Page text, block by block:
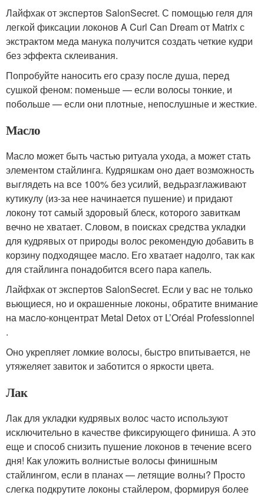
Лайфхак от экспертов SalonSecret. С помощью геля для
легкой фиксации локонов A Curl Can Dream от Matrix с
экстрактом меда манука получится создать четкие кудри
без эффекта склеивания.
Попробуйте наносить его сразу после душа, перед
сушкой феном: поменьше — если волосы тонкие, и
побольше — если они плотные, непослушные и жесткие.
Масло
Масло может быть частью ритуала ухода, а может стать
элементом стайлинга. Кудряшкам оно дает возможность
выглядеть на все 100% без усилий, ведьразглаживают
кутикулу (из-за нее начинается пушение) и придают
локону тот самый здоровый блеск, которого завиткам
вечно не хватает. Словом, в поисках средства укладки
для кудрявых от природы волос рекомендую добавить в
корзину подходящее масло. Его хватает надолго, так как
для стайлинга понадобится всего пара капель.
Лайфхак от экспертов SalonSecret. Если у вас не только
вьющиеся, но и окрашенные локоны, обратите внимание
на масло-концентрат Metal Detox от L’Oréal Professionnel
.
Оно укрепляет ломкие волосы, быстро впитывается, не
утяжеляет завиток и заботится о яркости цвета.
Лак
Лак для укладки кудрявых волос часто используют
исключительно в качестве фиксирующего финиша. А это
еще и способ снизить пушение локонов в течение всего
дня! Как уложить волнистые волосы финишным
стайлингом, если в планах — летящие волны? Просто
слегка подкрутите локоны стайлером, формируя более